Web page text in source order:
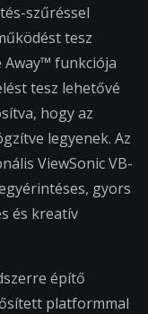
szűréssel
tesz
Away™ funkciója
tesz lehetővé
hogy az
legyenek. Az
ViewSonic VB-
gyors
és kreatív
építő
platformmal